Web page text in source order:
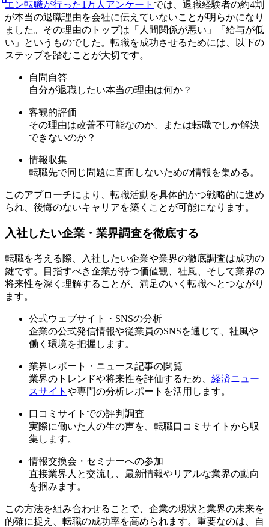
エン転職が行った1万人アンケート では、退職経験者の約4割
が本当の退職理由を会社に伝えていないことが明らかになり
ました。その理由のトップは「人間関係が悪い」「給与が低
い」というものでした。転職を成功させるためには、以下の
ステップを踏むことが大切です。
自問自答
自分が退職したい本当の理由は何か？
客観的評価
その理由は改善不可能なのか、または転職でしか解決
できないのか？
情報収集
転職先で同じ問題に直面しないための情報を集める。
このアプローチにより、転職活動を具体的かつ戦略的に進め
られ、後悔のないキャリアを築くことが可能になります。
入社したい企業・業界調査を徹底する
転職を考える際、入社したい企業や業界の徹底調査は成功の
鍵です。目指すべき企業が持つ価値観、社風、そして業界の
将来性を深く理解することが、満足のいく転職へとつながり
ます。
公式ウェブサイト・SNSの分析
企業の公式発信情報や従業員のSNSを通じて、社風や
働く環境を把握します。
業界レポート・ニュース記事の閲覧
業界のトレンドや将来性を評価するため、 経済ニュー
スサイト や専門の分析レポートを活用します。
口コミサイトでの評判調査
実際に働いた人の生の声を、転職口コミサイトから収
集します。
情報交換会・セミナーへの参加
直接業界人と交流し、最新情報やリアルな業界の動向
を掴みます。
この方法を組み合わせることで、企業の現状と業界の未来を
的確に捉え、転職の成功率を高められます。重要なのは、自